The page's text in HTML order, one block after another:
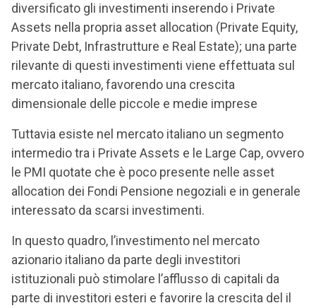
diversificato gli investimenti inserendo i Private
Assets nella propria asset allocation (Private Equity,
Private Debt, Infrastrutture e Real Estate); una parte
rilevante di questi investimenti viene effettuata sul
mercato italiano, favorendo una crescita
dimensionale delle piccole e medie imprese
Tuttavia esiste nel mercato italiano un segmento
intermedio tra i Private Assets e le Large Cap, ovvero
le PMI quotate che è poco presente nelle asset
allocation dei Fondi Pensione negoziali e in generale
interessato da scarsi investimenti.
In questo quadro, l’investimento nel mercato
azionario italiano da parte degli investitori
istituzionali può stimolare l’afflusso di capitali da
parte di investitori esteri e favorire la crescita del il